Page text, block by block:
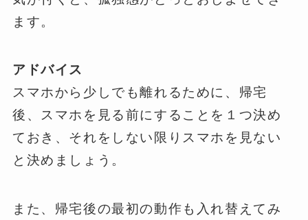
ます。
アドバイス
スマホから少しでも離れるために、帰宅
後、スマホを見る前にすることを１つ決め
ておき、それをしない限りスマホを見ない
と決めましょう。
また、帰宅後の最初の動作も入れ替えてみ